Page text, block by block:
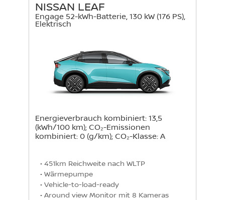
NISSAN LEAF
Engage 52-kWh-Batterie, 130 kW (176 PS),
Elektrisch
Energieverbrauch kombiniert: 13,5
(kWh/100 km); CO₂-Emissionen
kombiniert: 0 (g/km); CO₂-Klasse: A
• 451km Reichweite nach WLTP
• Wärmepumpe
• Vehicle-to-load-ready
• Around view Monitor mit 8 Kameras